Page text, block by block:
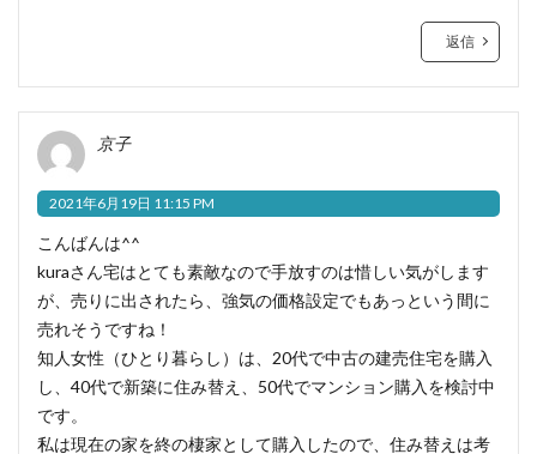
返信
京子
2021年6月19日 11:15 PM
こんばんは^^
kuraさん宅はとても素敵なので手放すのは惜しい気がします
が、売りに出されたら、強気の価格設定でもあっという間に
売れそうですね！
知人女性（ひとり暮らし）は、20代で中古の建売住宅を購入
し、40代で新築に住み替え、50代でマンション購入を検討中
です。
私は現在の家を終の棲家として購入したので、住み替えは考